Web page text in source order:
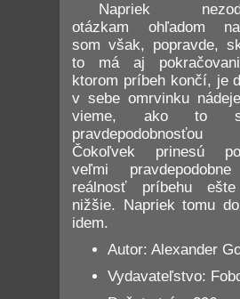
Napriek
otázkam ohľadom
som však, popravde,
to má aj
ktorom príbeh končí, je
v sebe omrvinku
vieme, ako to s
Čokoľvek prinesú
veľmi
reálnosť príbehu
nižšie. Napriek tomu
idem.
Autor: Alexander
Vydavateľstvo: